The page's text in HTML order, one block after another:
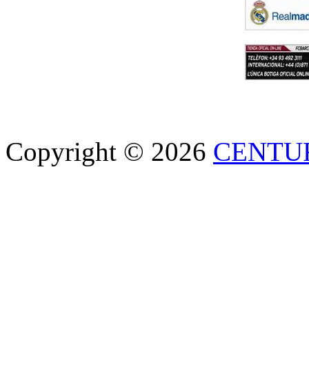
Copyright © 2026